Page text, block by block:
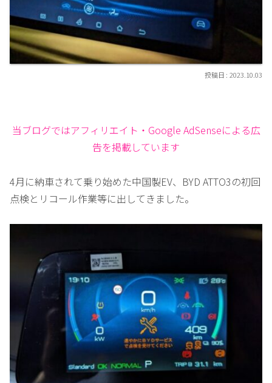
2023.10.03
当ブログではアフィリエイト・Google AdSenseによる広
告を掲載しています
4月に納車されて乗り始めた中国製EV、BYD ATTO3の初回
点検とリコール作業等に出してきました。